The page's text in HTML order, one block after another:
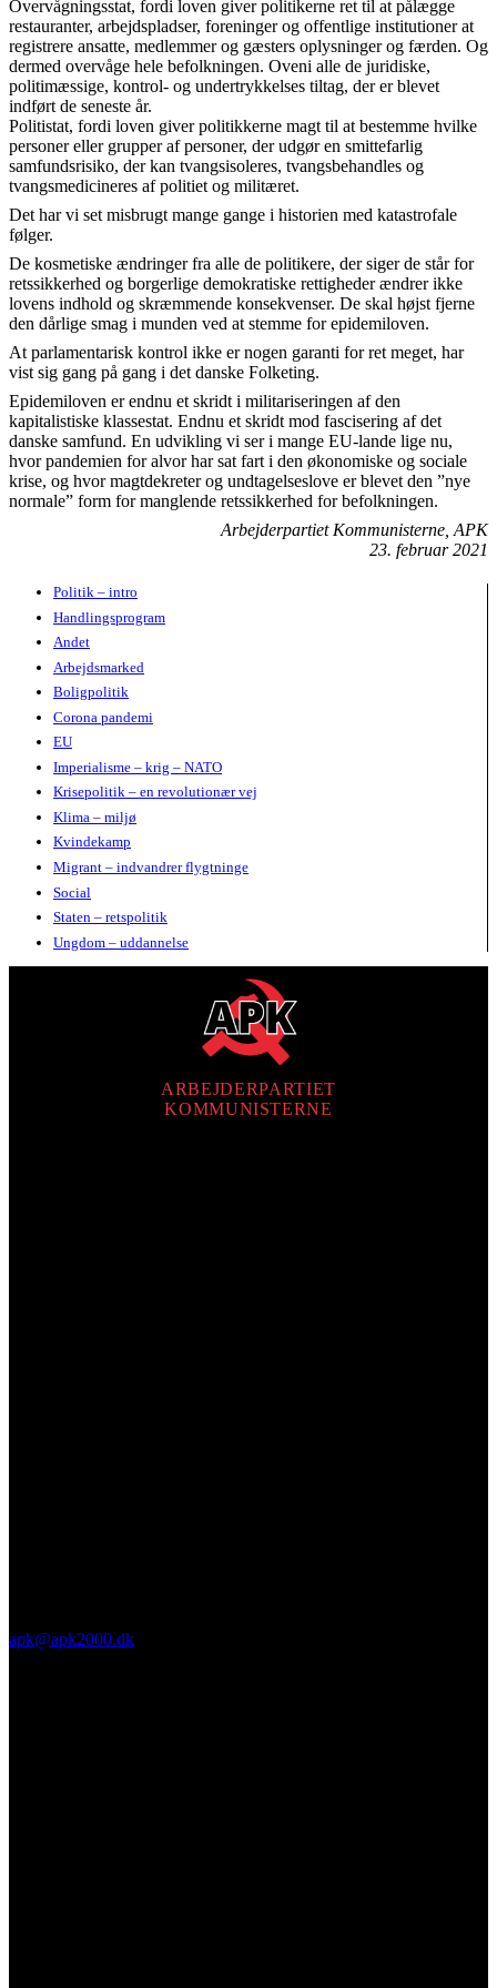
Overvågningsstat, fordi loven giver politikerne ret til at pålægge
restauranter, arbejdspladser, foreninger og offentlige institutioner at
registrere ansatte, medlemmer og gæsters oplysninger og færden. Og
dermed overvåge hele befolkningen. Oveni alle de juridiske,
politimæssige, kontrol- og undertrykkelses tiltag, der er blevet
indført de seneste år.
Politistat, fordi loven giver politikkerne magt til at bestemme hvilke
personer eller grupper af personer, der udgør en smittefarlig
samfundsrisiko, der kan tvangsisoleres, tvangsbehandles og
tvangsmedicineres af politiet og militæret.
Det har vi set misbrugt mange gange i historien med katastrofale
følger.
De kosmetiske ændringer fra alle de politikere, der siger de står for
retssikkerhed og borgerlige demokratiske rettigheder ændrer ikke
lovens indhold og skræmmende konsekvenser. De skal højst fjerne
den dårlige smag i munden ved at stemme for epidemiloven.
At parlamentarisk kontrol ikke er nogen garanti for ret meget, har
vist sig gang på gang i det danske Folketing.
Epidemiloven er endnu et skridt i militariseringen af den
kapitalistiske klassestat. Endnu et skridt mod fascisering af det
danske samfund. En udvikling vi ser i mange EU-lande lige nu,
hvor pandemien for alvor har sat fart i den økonomiske og sociale
krise, og hvor magtdekreter og undtagelseslove er blevet den ”nye
normale” form for manglende retssikkerhed for befolkningen.
Arbejderpartiet Kommunisterne, APK
23. februar 2021
Politik – intro
Handlingsprogram
Andet
Arbejdsmarked
Boligpolitik
Corona pandemi
EU
Imperialisme – krig – NATO
Krisepolitik – en revolutionær vej
Klima – miljø
Kvindekamp
Migrant – indvandrer flygtninge
Social
Staten – retspolitik
Ungdom – uddannelse
ARBEJDERPARTIET
KOMMUNISTERNE
apk@apk2000.dk